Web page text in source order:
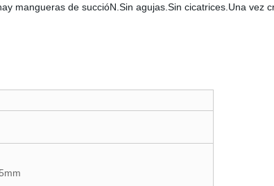
mangueras de succióN.Sin agujas.Sin cicatrices.Una vez